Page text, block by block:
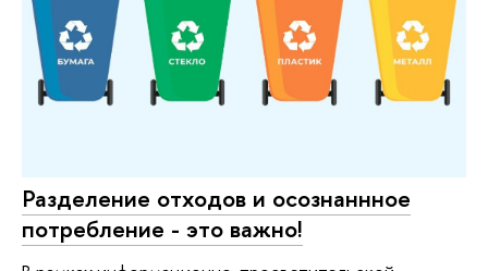
Разделение отходов и осознаннное
потребление - это важно!